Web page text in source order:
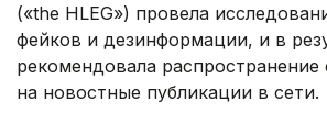
(«the HLEG») провела
фейков и дезинформации, и в
рекомендовала
на новостные публикации в сети.